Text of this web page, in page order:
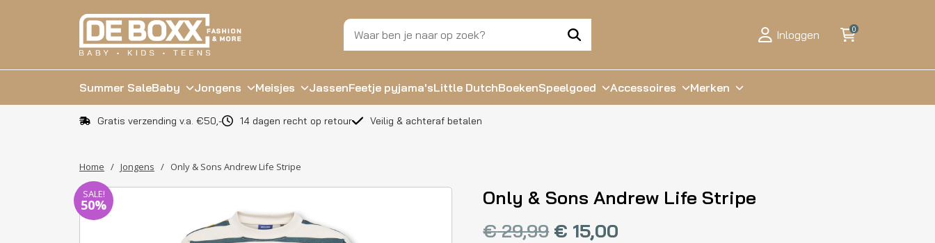
Inloggen 0
Summer SaleBaby Jongens Meisjes JassenFeetje pyjama'sLittle DutchBoekenSpeelgoed Accessoires Merken
Gratis verzending v.a. €50,- 14 dagen recht op retour Veilig & achteraf betalen
Home / Jongens / Only & Sons Andrew Life Stripe
SALE!
50%
Only & Sons Andrew Life Stripe
€29,99 € 15,00